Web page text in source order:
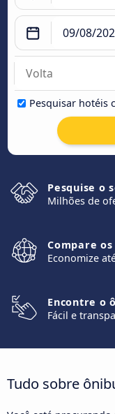
Pesquisar hotéis
Pesquise o
Milhões de
Compare
Economize
Encontre o
Fácil e
Tudo sobre